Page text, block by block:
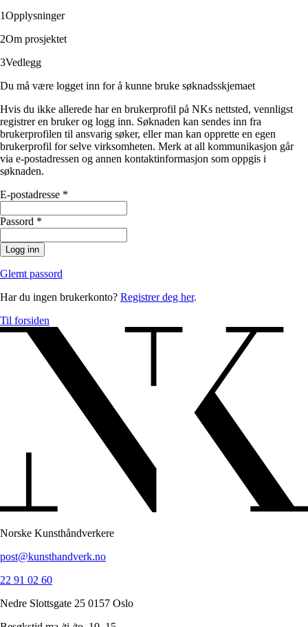
1Opplysninger
2Om prosjektet
3Vedlegg
Du må være logget inn for å kunne bruke søknadsskjemaet
Hvis du ikke allerede har en brukerprofil på NKs nettsted, vennligst
registrer en bruker og logg inn. Søknaden kan sendes inn fra
brukerprofilen til ansvarig søker, eller man kan opprette en egen
brukerprofil for selve virksomheten. Merk at all kommunikasjon går
via e-postadressen og annen kontaktinformasjon som oppgis i
søknaden.
E-postadresse *
Passord *
Logg inn
Glemt passord
Har du ingen brukerkonto? Registrer deg her.
Til forsiden
Norske Kunsthåndverkere
post@kunsthandverk.no
22 91 02 60
Nedre Slottsgate 25 0157 Oslo